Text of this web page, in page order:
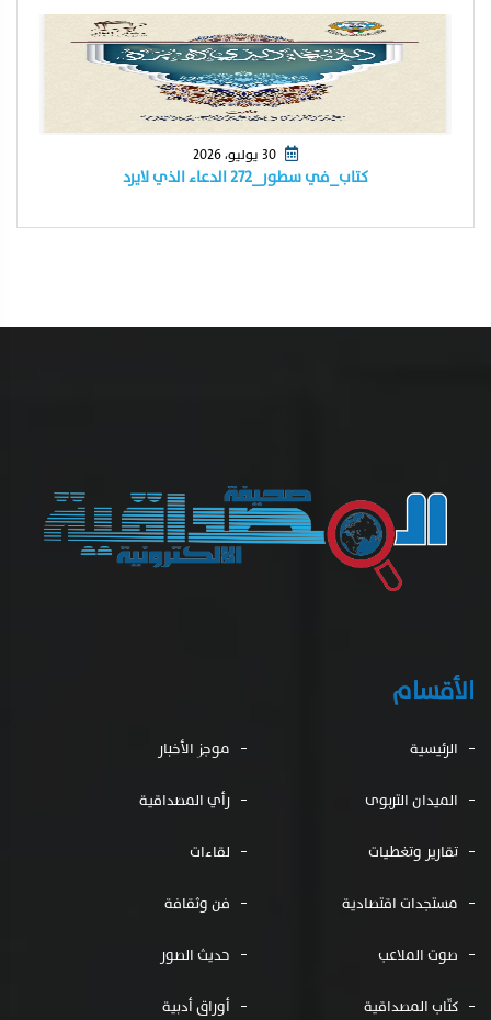
كتاب_في سطور_٢٧٢ الدعاء الذي لايرد
الأقسام
الرئيسية موجز الأخبار
الميدان التربوى رأي المصداقية
تقارير وتغطيات لقاءات
مستجدات اقتصادية فن وثقافة
صوت الملاعب حديث الصور
كتّاب المصداقية أوراق أدبية